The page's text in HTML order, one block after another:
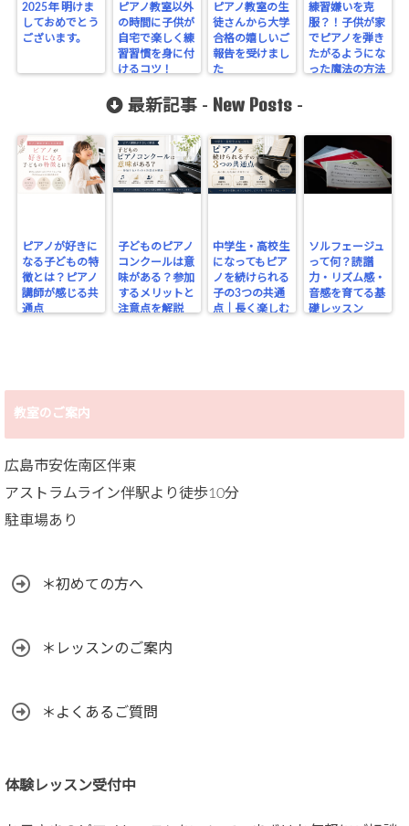
2025年 明けま
しておめでとう
ございます。
ピアノ教室以外
の時間に子供が
自宅で楽しく練
習習慣を身に付
けるコツ！
ピアノ教室の生
徒さんから大学
合格の嬉しいご
報告を受けまし
た
練習嫌いを克
服？！子供が家
でピアノを弾き
たがるようにな
った魔法の方法
最新記事 - New Posts -
ピアノが好きに
なる子どもの特
徴とは？ピアノ
講師が感じる共
通点
子どものピアノ
コンクールは意
味がある？参加
するメリットと
注意点を解説
中学生・高校生
になってもピア
ノを続けられる
子の3つの共通
点｜長く楽しむ
ソルフェージュ
って何？読譜
力・リズム感・
音感を育てる基
礎レッスン
教室のご案内
広島市安佐南区伴東
アストラムライン伴駅より徒歩10分
駐車場あり
＊初めての方へ
＊レッスンのご案内
＊よくあるご質問
体験レッスン受付中